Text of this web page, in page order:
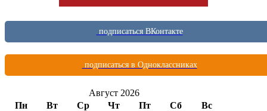
подписаться ВКонтакте
подписаться в Одноклассниках
Август 2026
Пн
Вт Ср Чт Пт Сб Вс